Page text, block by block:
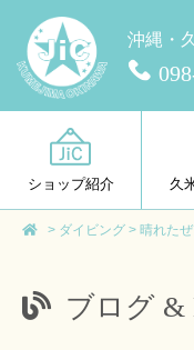
沖縄・
ショップ紹介 久
> ダイビング > 晴れたぜ
ブログ &